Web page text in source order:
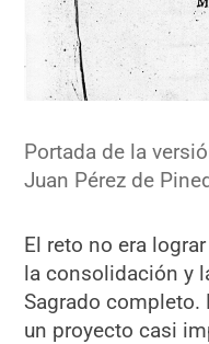
Portada de la
Juan Pérez de
El reto no era
la consolidación y
Sagrado completo.
un proyecto casi